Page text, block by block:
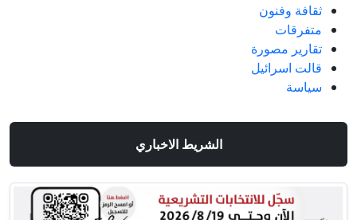
ثقافة وفنون
متفرقات
تقارير مصورة
قالت اسرائيل
سياسة
الشريط الاخباري